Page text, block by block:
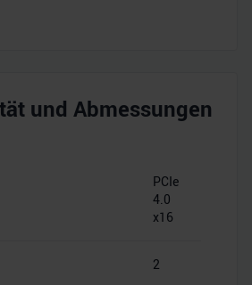
und Abmessungen
PCIe
4.0
x16
2